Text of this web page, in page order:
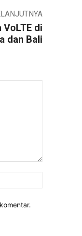
VoLTE di
dan Bali